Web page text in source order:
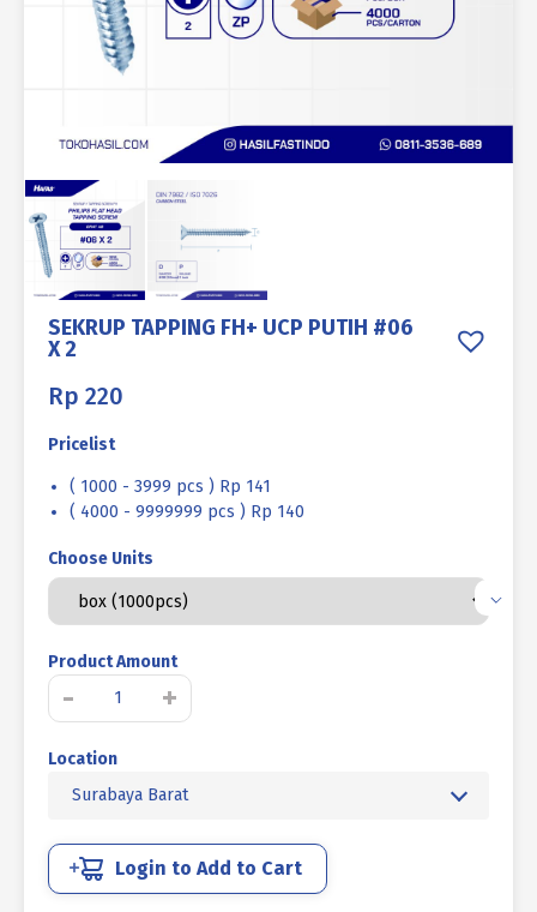
SEKRUP TAPPING FH+ UCP PUTIH #06
X 2
Rp 220
Pricelist
( 1000 - 3999 pcs ) Rp 141
( 4000 - 9999999 pcs ) Rp 140
Choose Units
Product Amount
-
Kuantitas
FH+
UCP
X
2
+
Location
Surabaya Barat
Login to Add to Cart